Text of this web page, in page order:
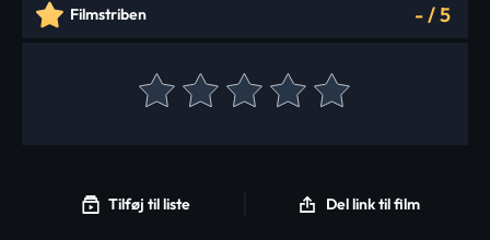
Filmstriben -/5
Tilføj til liste Del link til film